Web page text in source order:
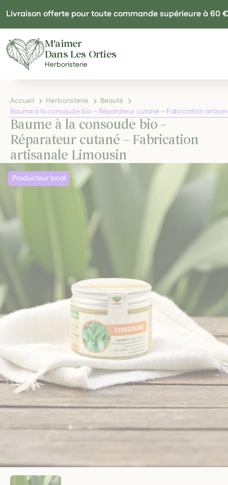
Livraison offerte pour toute commande supérieure à 60 €
M'aimer
Dans Les Orties
Herboristerie
Accueil Herboristerie
Beauté
Baume à la consoude bio – Réparateur cutané – Fabrication
Baume à la consoude bio –
Réparateur cutané – Fabrication
artisanale Limousin